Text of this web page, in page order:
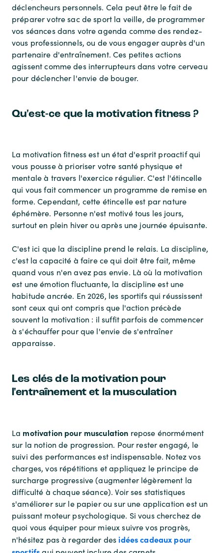
déclencheurs personnels. Cela peut être le fait de
préparer votre sac de sport la veille, de programmer
vos séances dans votre agenda comme des rendez-
vous professionnels, ou de vous engager auprès d'un
partenaire d'entraînement. Ces petites actions
agissent comme des interrupteurs dans votre cerveau
pour déclencher l'envie de bouger.
Qu'est-ce que la motivation fitness ?
La motivation fitness est un état d'esprit proactif qui
vous pousse à prioriser votre santé physique et
mentale à travers l'exercice régulier. C'est l'étincelle
qui vous fait commencer un programme de remise en
forme. Cependant, cette étincelle est par nature
éphémère. Personne n'est motivé tous les jours,
surtout en plein hiver ou après une journée épuisante.
C'est ici que la discipline prend le relais. La discipline,
c'est la capacité à faire ce qui doit être fait, même
quand vous n'en avez pas envie. Là où la motivation
est une émotion fluctuante, la discipline est une
habitude ancrée. En 2026, les sportifs qui réussissent
sont ceux qui ont compris que l'action précède
souvent la motivation : il suffit parfois de commencer
à s'échauffer pour que l'envie de s'entraîner
apparaisse.
Les clés de la motivation pour
l'entraînement et la musculation
La motivation pour musculation repose énormément
sur la notion de progression. Pour rester engagé, le
suivi des performances est indispensable. Notez vos
charges, vos répétitions et appliquez le principe de
surcharge progressive (augmenter légèrement la
difficulté à chaque séance). Voir ses statistiques
s'améliorer sur le papier ou sur une application est un
puissant moteur psychologique. Si vous cherchez de
quoi vous équiper pour mieux suivre vos progrès,
n'hésitez pas à regarder desidées cadeaux pour